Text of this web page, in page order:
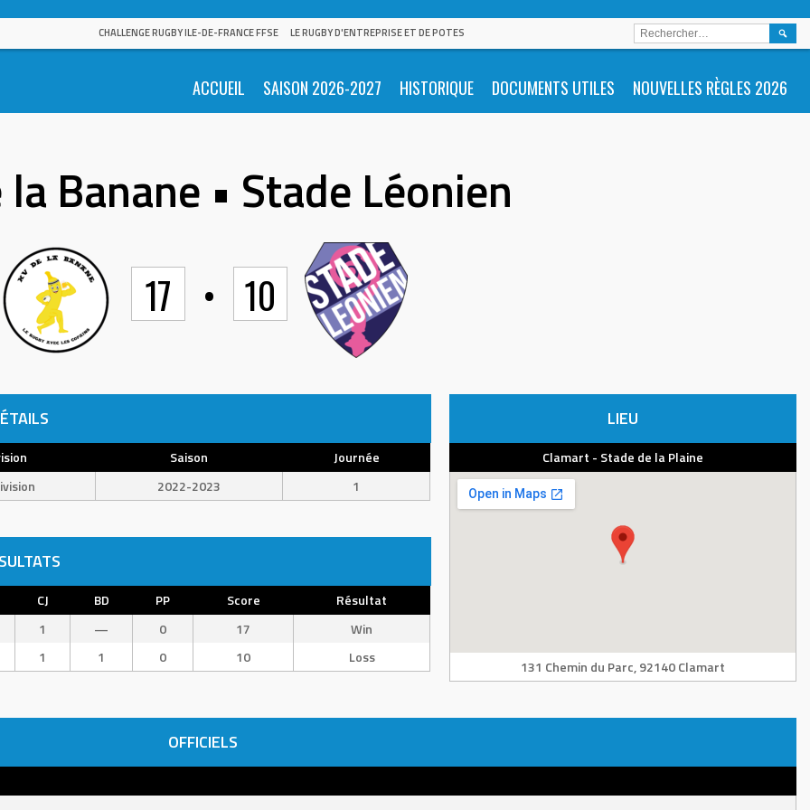
CHALLENGE RUGBY ILE-DE-FRANCE FFSE LE RUGBY D'ENTREPRISE ET DE POTES
ACCUEIL SAISON 2026-2027 HISTORIQUE DOCUMENTS UTILES NOUVELLES RÈGLES 2026
la Banane • Stade Léonien
17 • 10
Saison
Journée
2022-2023 1
LIEU
Clamart - Stade de la Plaine
131 Chemin du Parc, 92140 Clamart
CJ BD PP Score
Résultat
1 — 0 17
Win
1 1 0 10 Loss
OFFICIELS